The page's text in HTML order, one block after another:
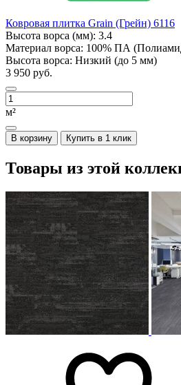
Ковровая плитка Grain (Грейн) 6116
Высота ворса (мм): 3.4
Материал ворса: 100% ПА
Высота ворса: Низкий (до 5 мм)
3 950 руб.
м²
В корзину Купить в 1 клик
Товары из этой